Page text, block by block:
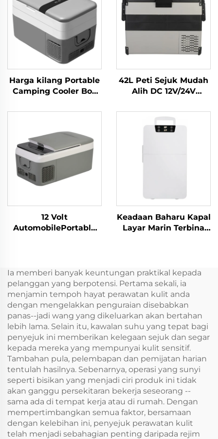
Harga kilang Portable
Camping Cooler Box
Cooler Box Car 30L
42L Peti Sejuk Mudah
Alih DC 12V/24V
Peti Sejuk untuk
kereta
12 Volt
AutomobilePortable
Kereta Elektrik Mini
Keadaan Baharu Kapal
Layar Marin Terbina
Dalam Peti sejuk Laci
Mini 20L Kereta Dc
Terbina Dalam
Ia memberi banyak keuntungan praktikal kepada
pelanggan yang berpotensi. Pertama sekali, ia
menjamin tempoh hayat perawatan kulit anda
dengan mengelakkan penguraian disebabkan
panas--jadi wang yang dikeluarkan akan bertahan
lebih lama. Selain itu, kawalan suhu yang tepat bagi
penyejuk ini memberikan kelegaan sejuk dan segar
kepada mereka yang mempunyai kulit sensitif.
Tambahan pula, pelembapan dan pemijatan harian
tentulah hasilnya. Sebenarnya, operasi yang sunyi
seperti bisikan yang menjadi ciri produk ini tidak
akan ganggu persekitaran bekerja seseorang --
sama ada di tempat kerja atau di rumah. Dengan
mempertimbangkan semua faktor, bersamaan
dengan kelebihan ini, penyejuk perawatan kulit
telah menjadi sebahagian penting daripada rejim